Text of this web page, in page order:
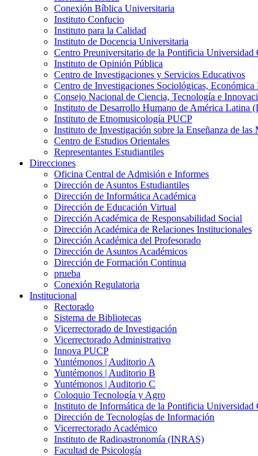
Conexión Bíblica Universitaria
Instituto Confucio
Instituto para la Calidad
Instituto de Docencia Universitaria
Centro Preuniversitario de la Pontificia Universidad
Instituto de Opinión Pública
Centro de Investigaciones y Servicios Educativos
Centro de Investigaciones Sociológicas,
Consejo Nacional de Ciencia, Tecnología e
Instituto de Desarrollo Humano de América Latina
Instituto de Etnomusicología PUCP
Instituto de Investigación sobre la Enseñanza de
Centro de Estudios Orientales
Representantes Estudiantiles
Direcciones
Oficina Central de Admisión e Informes
Dirección de Asuntos Estudiantiles
Dirección de Informática Académica
Dirección de Educación Virtual
Dirección Académica de Responsabilidad Social
Dirección Académica de Relaciones Institucionales
Dirección Académica del Profesorado
Dirección de Asuntos Académicos
Dirección de Formación Continua
prueba
Conexión Regulatoria
Institucional
Rectorado
Sistema de Bibliotecas
Vicerrectorado de Investigación
Vicerrectorado Administrativo
Innova PUCP
Yuntémonos | Auditorio A
Yuntémonos | Auditorio B
Yuntémonos | Auditorio C
Coloquio Tecnología y Agro
Instituto de Informática de la Pontificia Universidad
Dirección de Tecnologías de Información
Vicerrectorado Académico
Instituto de Radioastronomía (INRAS)
Facultad de Psicología